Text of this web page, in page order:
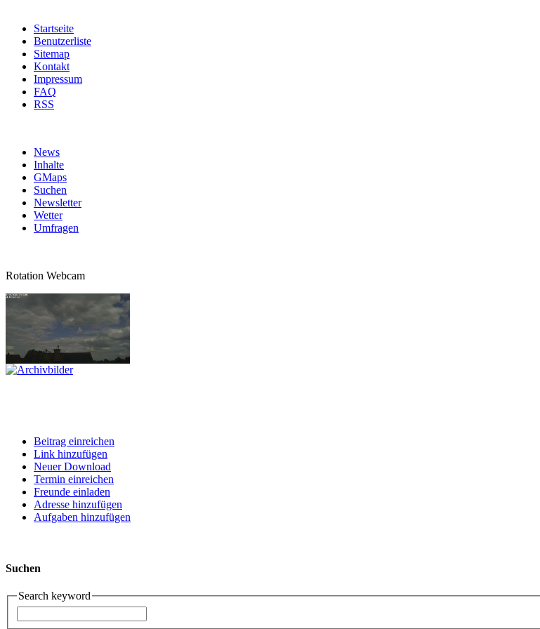
Startseite
Benutzerliste
Sitemap
Kontakt
Impressum
FAQ
RSS
News
Inhalte
GMaps
Suchen
Newsletter
Wetter
Umfragen
Rotation Webcam
Beitrag einreichen
Link hinzufügen
Neuer Download
Termin einreichen
Freunde einladen
Adresse hinzufügen
Aufgaben hinzufügen
Suchen
Search keyword